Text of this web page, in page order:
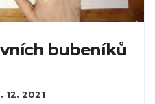
bubeníků
12. 2021